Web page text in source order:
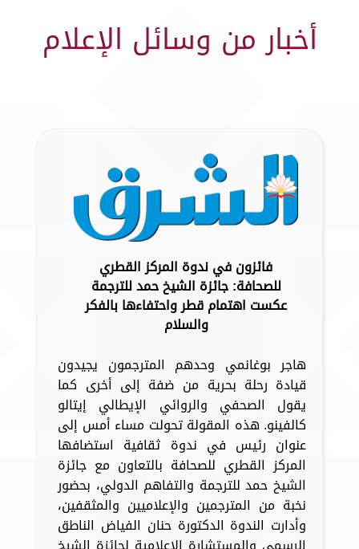
أخبار من وسائل الإعلام
فائزون في ندوة المركز القطري
للصحافة: جائزة الشيخ حمد للترجمة
عكست اهتمام قطر واحتفاءها بالفكر
والسلام
هاجر بوغانمي وحدهم المترجمون يجيدون
قيادة رحلة بحرية من ضفة إلى أخرى كما
يقول الصحفي والروائي الإيطالي إيتالو
كالفينو. هذه المقولة تحولت مساء أمس إلى
عنوان رئيس في ندوة ثقافية استضافها
المركز القطري للصحافة بالتعاون مع جائزة
الشيخ حمد للترجمة والتفاهم الدولي، بحضور
نخبة من المترجمين والإعلاميين والمثقفين،
وأدارت الندوة الدكتورة حنان الفياض الناطق